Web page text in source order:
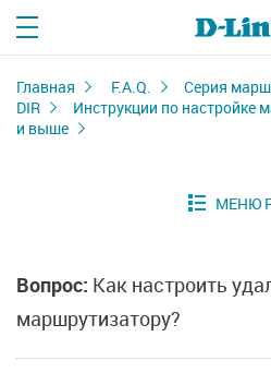
Главная F.A.Q.
Серия
DIR
Инструкции по настройке
и выше
Вопрос: Как настроить
маршрутизатору?